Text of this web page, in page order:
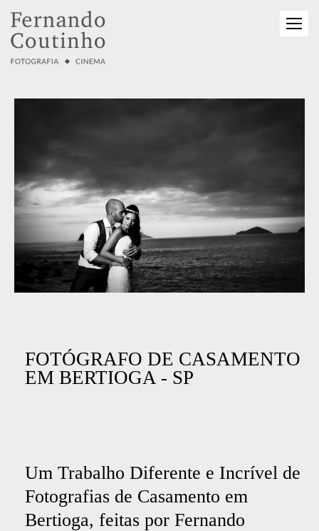
FOTÓGRAFO DE CASAMENTO
EM BERTIOGA - SP
Um Trabalho Diferente e Incrível de
Fotografias de Casamento em
Bertioga, feitas por Fernando